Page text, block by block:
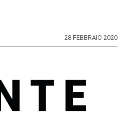
28 FEBBRAIO 2020